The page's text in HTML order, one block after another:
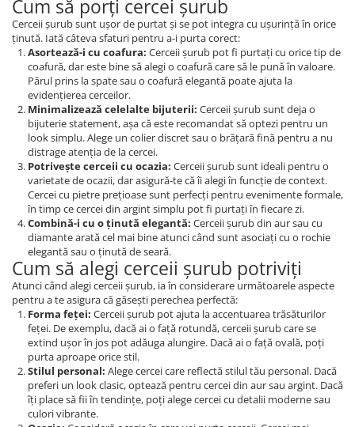
Cum să porți cercei șurub
Cerceii șurub sunt ușor de purtat și se pot integra cu ușurință în orice
ținută. Iată câteva sfaturi pentru a-i purta corect:
Asortează-i cu coafura: Cerceii șurub pot fi purtați cu orice tip de
coafură, dar este bine să alegi o coafură care să le pună în valoare.
Părul prins la spate sau o coafură elegantă poate ajuta la
evidențierea cerceilor.
Minimalizează celelalte bijuterii: Cerceii șurub sunt deja o
bijuterie statement, așa că este recomandat să optezi pentru un
look simplu. Alege un colier discret sau o brățară fină pentru a nu
distrage atenția de la cercei.
Potrivește cerceii cu ocazia: Cerceii șurub sunt ideali pentru o
varietate de ocazii, dar asigură-te că îi alegi în funcție de context.
Cercei cu pietre prețioase sunt perfecți pentru evenimente formale,
în timp ce cercei din argint simplu pot fi purtați în fiecare zi.
Combină-i cu o ținută elegantă: Cerceii șurub din aur sau cu
diamante arată cel mai bine atunci când sunt asociați cu o rochie
elegantă sau o ținută de seară.
Cum să alegi cerceii șurub potriviți
Atunci când alegi cerceii șurub, ia în considerare următoarele aspecte
pentru a te asigura că găsești perechea perfectă:
Forma feței: Cerceii șurub pot ajuta la accentuarea trăsăturilor
feței. De exemplu, dacă ai o față rotundă, cerceii șurub care se
extind ușor în jos pot adăuga alungire. Dacă ai o față ovală, poți
purta aproape orice stil.
Stilul personal: Alege cercei care reflectă stilul tău personal. Dacă
preferi un look clasic, optează pentru cercei din aur sau argint. Dacă
îți place să fii în tendințe, poți alege cercei cu detalii moderne sau
culori vibrante.